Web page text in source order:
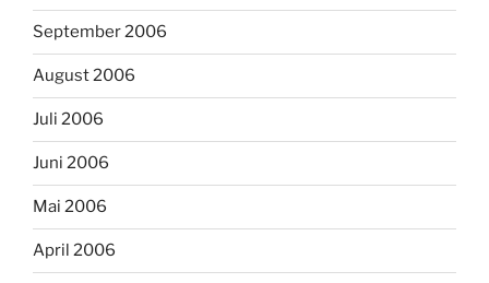
September 2006
August 2006
Juli 2006
Juni 2006
Mai 2006
April 2006